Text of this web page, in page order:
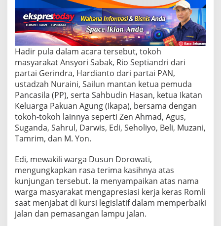
t
o
n
i
-
R
o
m
l
i
P
a
a
r
n
r
o
g
r
m
Hadir pula dalam acara tersebut, tokoh
masyarakat Ansyori Sabak, Rio Septiandri dari
partai Gerindra, Hardianto dari partai PAN,
ustadzah Nuraini, Sailun mantan ketua pemuda
Pancasila (PP), serta Sahbudin Hasan, ketua Ikatan
Keluarga Pakuan Agung (Ikapa), bersama dengan
tokoh-tokoh lainnya seperti Zen Ahmad, Agus,
Suganda, Sahrul, Darwis, Edi, Seholiyo, Beli, Muzani,
Tamrim, dan M. Yon.
Edi, mewakili warga Dusun Dorowati,
mengungkapkan rasa terima kasihnya atas
kunjungan tersebut. Ia menyampaikan atas nama
warga masyarakat mengapresiasi kerja keras Romli
saat menjabat di kursi legislatif dalam memperbaiki
jalan dan pemasangan lampu jalan.